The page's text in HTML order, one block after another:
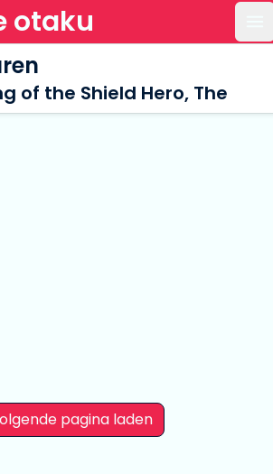
otaku
of the Shield Hero, The
pagina laden